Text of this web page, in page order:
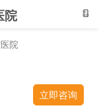
院
院
立即咨询